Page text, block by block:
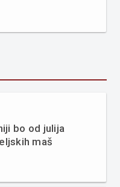
bo od julija
maš